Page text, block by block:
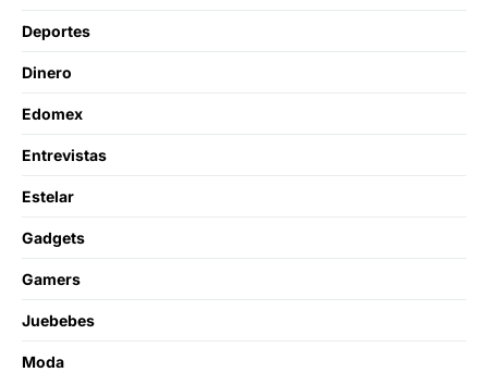
Deportes
Dinero
Edomex
Entrevistas
Estelar
Gadgets
Gamers
Juebebes
Moda